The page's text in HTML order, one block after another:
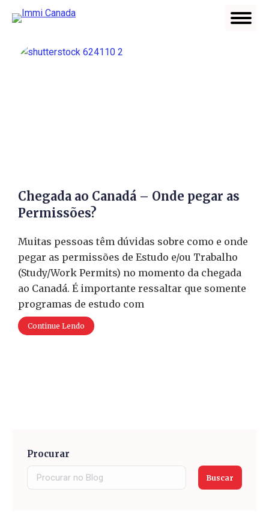
Chegada ao Canadá – Onde pegar as
Permissões?
Muitas pessoas têm dúvidas sobre como e onde
pegar as permissões de Estudo e/ou Trabalho
(Study/Work Permits) no momento da chegada
ao Canadá. É importante ressaltar que somente
programas de estudo com
Continue Lendo
Procurar
Buscar